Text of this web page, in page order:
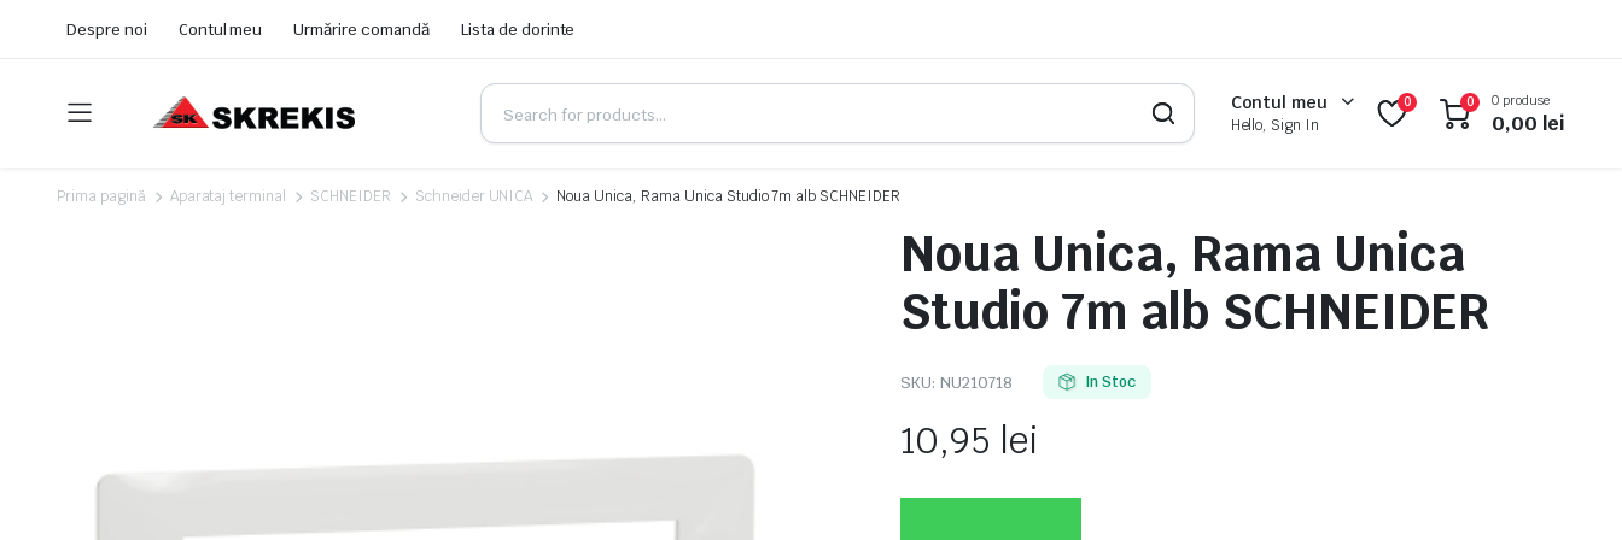
Despre noi Contul meu Urmărire comandă Lista de dorinte
Contul meu
Hello, Sign In
0 0 0 produse
0,00 lei
Prima pagină Aparataj terminal SCHNEIDER Schneider UNICA Noua Unica, Rama Unica Studio 7m alb SCHNEIDER
Noua Unica, Rama Unica
Studio 7m alb SCHNEIDER
SKU: NU210718 In Stoc
10,95 lei